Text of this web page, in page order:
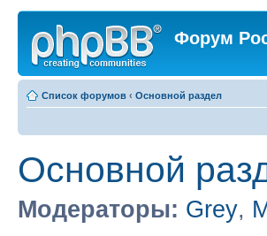
Форум
Список форумов ‹ Основной раздел
Основной
Модераторы: Grey,